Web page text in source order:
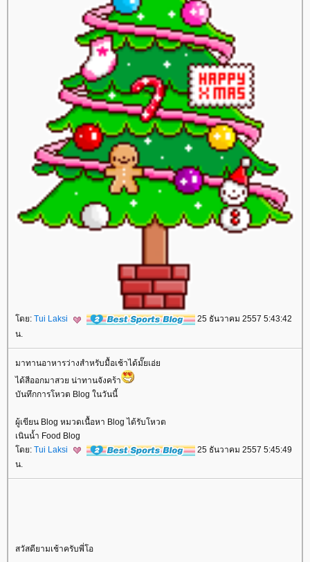
ดย: Tui Laksi
25 ธันวาคม 2557 5:43:42
น.
มาทานอาหารว่างสำหรับมื้อเช้าได้มั๊ยเอ่
ได้สีออกมาสวย น่าทานจังคร้า
บันทึกการโหวต Blog ในวันนี้
ผู้เขียน Blog หมวดเนื้อหา Blog ได้รับโหวต
เนินน้ำ Food Blog
ดย: Tui Laksi
25 ธันวาคม 2557 5:45:49
น.
สวัสดียามเช้าครับพี่โอ